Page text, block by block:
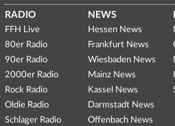
RADIO
FFH Live
80er Radio
90er Radio
2000er Radio
Rock Radio
Oldie Radio
Schlager Radio
NEWS
Hessen News
Frankfurt News
Wiesbaden News
Mainz News
Kassel News
Darmstadt News
Offenbach News